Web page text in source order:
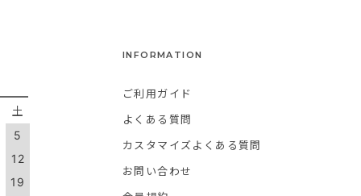
土
5
12
19
INFORMATION
ご利用ガイド
よくある質問
カスタマイズよくある質問
お問い合わせ